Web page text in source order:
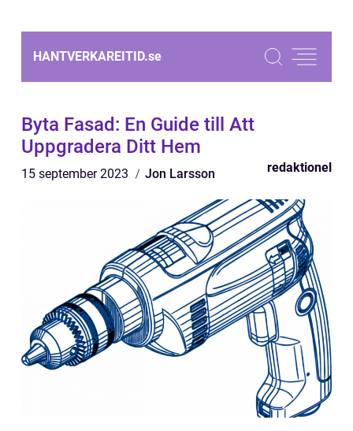
HANTVERKAREITID.se
Byta Fasad: En Guide till Att
Uppgradera Ditt Hem
15 september 2023 Jon Larsson redaktionel